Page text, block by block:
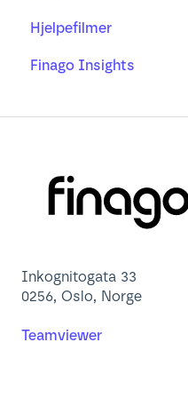
Ofte stilte spørsmål
Min profil
Brukeradministrasjon
Hjelpefilmer
Nettleser
Finago Insights
Inkognitogata 33
0256, Oslo, Norge
Teamviewer